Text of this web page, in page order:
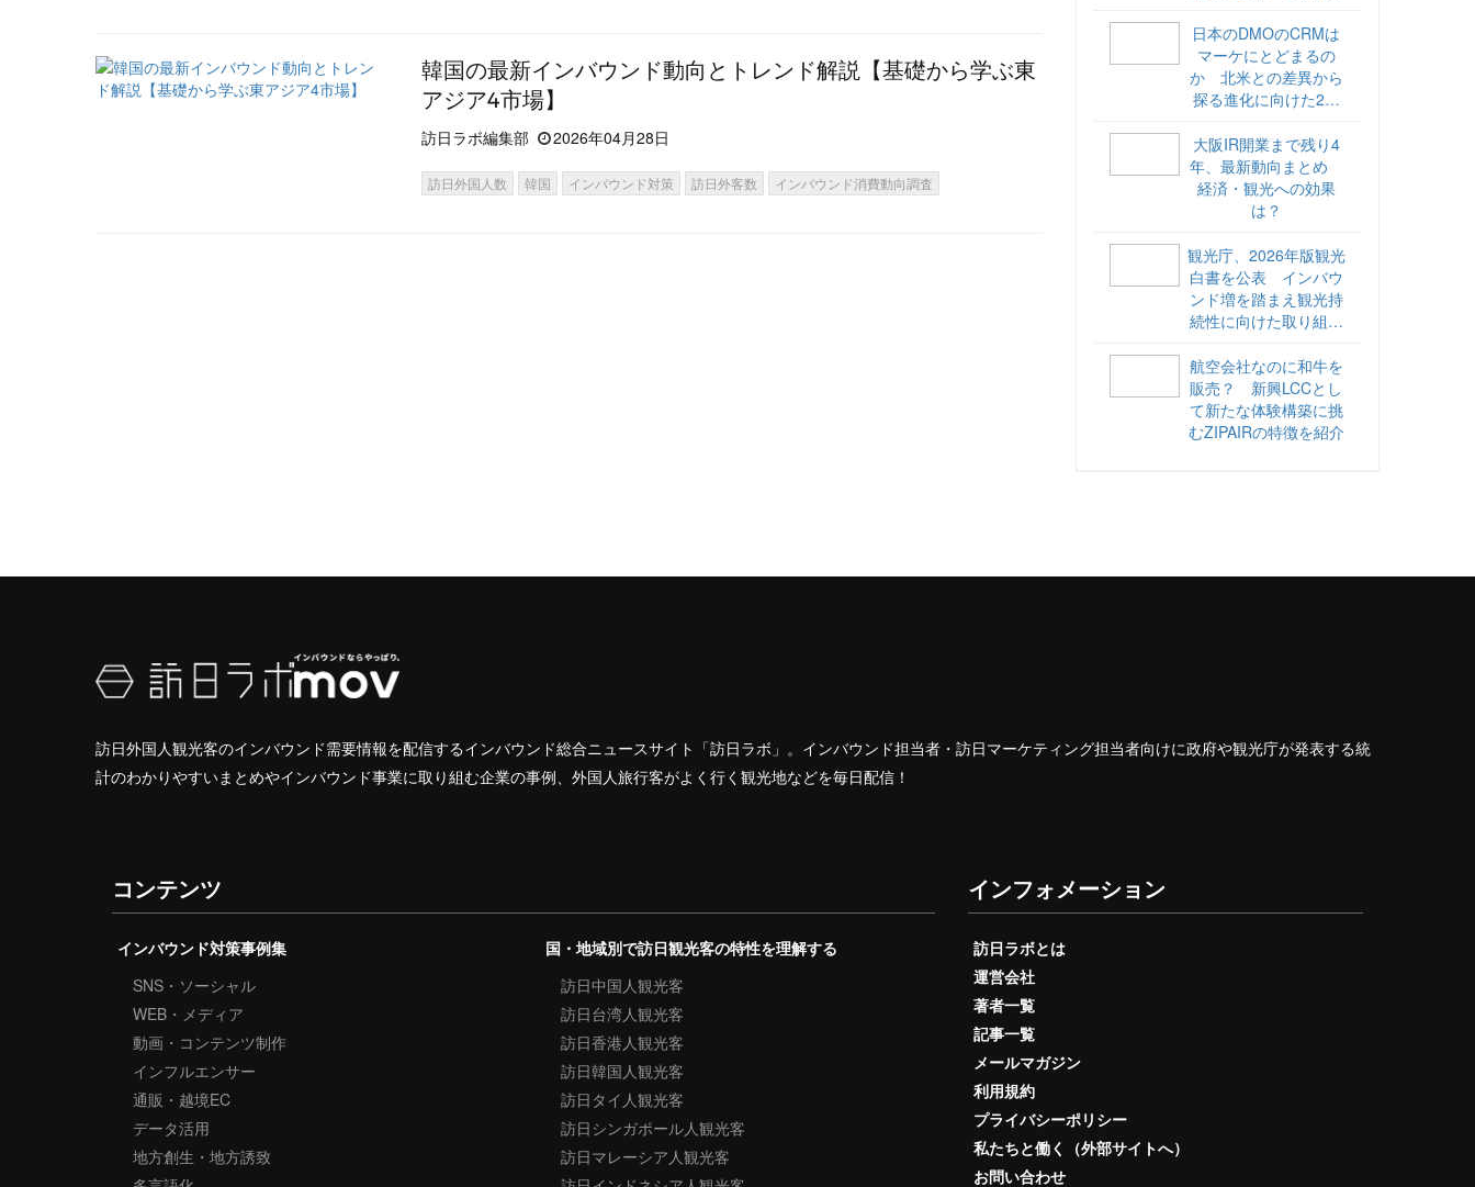
韓国の最新インバウンド動向とトレンド解説【基礎から学ぶ東
アジア4市場】
訪日ラボ編集部 2026年04月28日
訪日外国人数 韓国 インバウンド対策 訪日外客数 インバウンド消費動向調査
日本のDMOのCRMは
マーケにとどまるの
か 北米との差異から
探る進化に向けた2ス
海外DMOのリアル
vol.6】
大阪IR開業まで残り4
年、最新動向まとめ
経済・観光への効果
は？
観光庁、2026年版観光
白書を公表 インバウ
ンド増を踏まえ観光持
続性に向けた取り組み
航空会社なのに和牛を
販売？ 新興LCCとし
て新たな体験構築に挑
むZIPAIRの特徴を紹介
訪日外国人観光客のインバウンド需要情報を配信するインバウンド総合ニュースサイト「訪日ラボ」。インバウンド担当者・訪日マーケティング担当者向けに政府や観光庁が発表する統
計のわかりやすいまとめやインバウンド事業に取り組む企業の事例、外国人旅行客がよく行く観光地などを毎日配信！
コンテンツ
インバウンド対策事例集
SNS・ソーシャル
WEB・メディア
動画・コンテンツ制作
インフルエンサー
通販・越境EC
データ活用
地方創生・地方誘致
国・地域別で訪日観光客の特性を理解する
訪日中国人観光客
訪日台湾人観光客
訪日香港人観光客
訪日韓国人観光客
訪日タイ人観光客
訪日シンガポール人観光客
訪日マレーシア人観光客
インフォメーション
訪日ラボとは
運営会社
著者一覧
記事一覧
メールマガジン
利用規約
プライバシーポリシー
私たちと働く（外部サイトへ）
お問い合わせ